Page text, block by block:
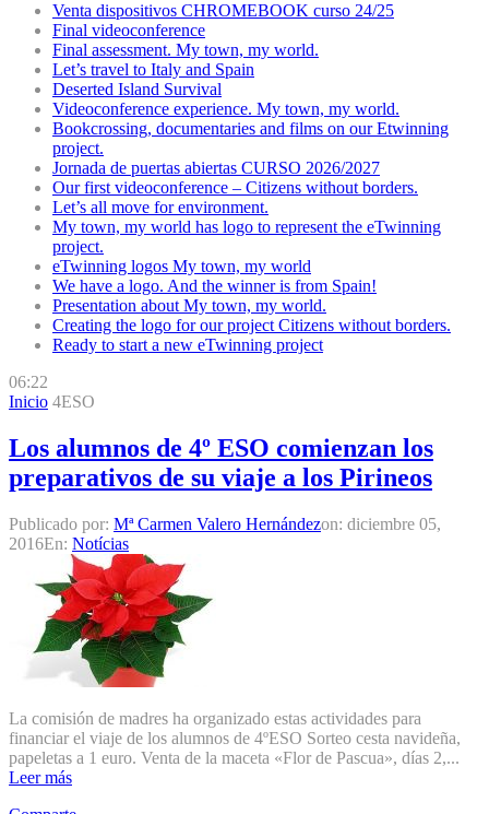
Venta dispositivos CHROMEBOOK curso 24/25
Final videoconference
Final assessment. My town, my world.
Let’s travel to Italy and Spain
Deserted Island Survival
Videoconference experience. My town, my world.
Bookcrossing, documentaries and films on our Etwinning
project.
Jornada de puertas abiertas CURSO 2026/2027
Our first videoconference – Citizens without borders.
Let’s all move for environment.
My town, my world has logo to represent the eTwinning
project.
eTwinning logos My town, my world
We have a logo. And the winner is from Spain!
Presentation about My town, my world.
Creating the logo for our project Citizens without borders.
Ready to start a new eTwinning project
06:22
Inicio 4ESO
Los alumnos de 4º ESO comienzan los
preparativos de su viaje a los Pirineos
Publicado por: Mª Carmen Valero Hernándezon: diciembre 05,
2016En: Notícias
La comisión de madres ha organizado estas actividades para
financiar el viaje de los alumnos de 4ºESO Sorteo cesta navideña,
papeletas a 1 euro. Venta de la maceta «Flor de Pascua», días 2,...
Leer más